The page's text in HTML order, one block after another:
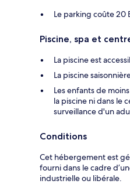
Le parking coûte 20
Piscine, spa et
La piscine est
La piscine
Les enfants de
la piscine ni dans le
surveillance d'un
Conditions
Cet hébergement est
fourni dans le cadre
industrielle ou libérale.